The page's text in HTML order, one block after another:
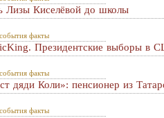
Лизы Киселёвой до школы
факты
Президентские выборы в
факты
дяди Коли»: пенсионер из
факты